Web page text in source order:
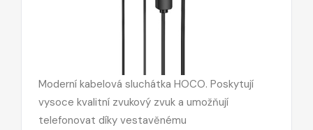
Moderní kabelová sluchátka HOCO. Poskytují
vysoce kvalitní zvukový zvuk a umožňují
telefonovat díky vestavěnému